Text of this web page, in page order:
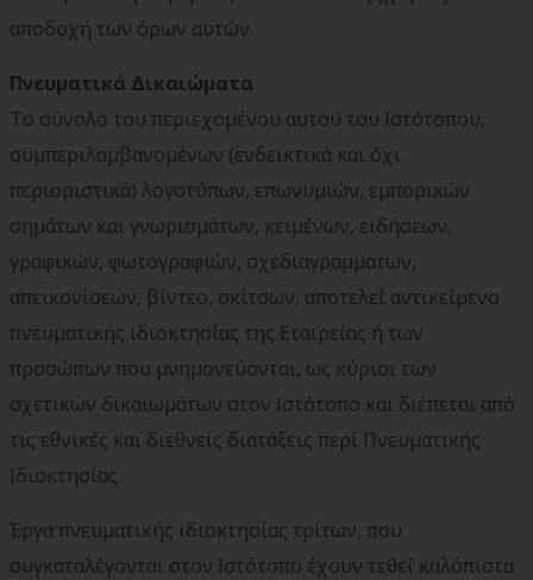
αποδοχή των όρων αυτών.
Πνευματικά Δικαιώματα
Το σύνολο του περιεχομένου αυτού του Ιστότοπου,
συμπεριλαμβανομένων (ενδεικτικά και όχι
περιοριστικά) λογοτύπων, επωνυμιών, εμπορικών
σημάτων και γνωρισμάτων, κειμένων, ειδήσεων,
γραφικών, φωτογραφιών, σχεδιαγραμμάτων,
απεικονίσεων, βίντεο, σκίτσων, αποτελεί αντικείμενο
πνευματικής ιδιοκτησίας της Εταιρείας ή των
προσώπων που μνημονεύονται, ως κύριοι των
σχετικών δικαιωμάτων στον Ιστότοπο και διέπεται από
τις εθνικές και διεθνείς διατάξεις περί Πνευματικής
Ιδιοκτησίας.
Έργα πνευματικής ιδιοκτησίας τρίτων, που
συγκαταλέγονται στον Ιστότοπο έχουν τεθεί καλόπιστα